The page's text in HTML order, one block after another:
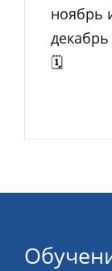
ноябрь
🗓